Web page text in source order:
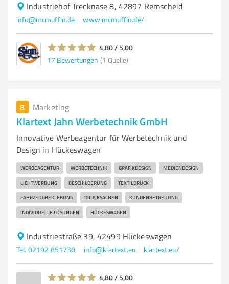
Industriehof Trecknase 8, 42897 Remscheid
info@mcmuffin.de www.mcmuffin.de/
4,80 / 5,00
17 Bewertungen (1 Quelle)
8 Marketing
Klartext Jahn Werbetechnik GmbH
Innovative Werbeagentur für Werbetechnik und
Design in Hückeswagen
WERBEAGENTUR WERBETECHNIK GRAFIKDESIGN MEDIENDESIGN
LICHTWERBUNG BESCHILDERUNG TEXTILDRUCK
FAHRZEUGBEKLEBUNG DRUCKSACHEN KUNDENBETREUUNG
INDIVIDUELLE LÖSUNGEN HÜCKESWAGEN
Industriestraße 39, 42499 Hückeswagen
Tel. 02192 851730 info@klartext.eu klartext.eu/
4,80 / 5,00